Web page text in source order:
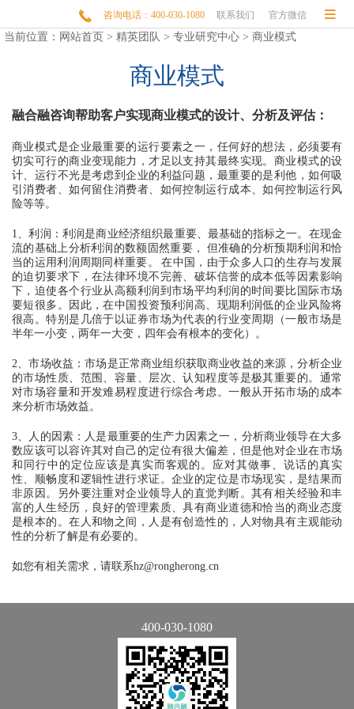
 咨询电话：400-030-1080 联系我们 官方微信 
当前位置： 网站首页 > 精英团队 > 专业研究中心 > 商业模式
商业模式
融合融咨询帮助客户实现商业模式的设计、分析及评估：
商业模式是企业最重要的运行要素之一，任何好的想法，必须要有
切实可行的商业变现能力，才足以支持其最终实现。商业模式的设
计、运行不光是考虑到企业的利益问题，最重要的是利他，如何吸
引消费者、如何留住消费者、如何控制运行成本、如何控制运行风
险等等。
1、利润：利润是商业经济组织最重要、最基础的指标之一。在现金
流的基础上分析利润的数额固然重要，
但准确的分析预期利润和恰
当的运用利润周期同样重要。
在中国，由于众多人口的生存与发展
的迫切要求下，在法律环境不完善、破坏信誉的成本低等因素影响
下，迫使各个行业从高额利润到市场平均利润的时间要比国际市场
要短很多。因此，在中国投资预利润高、现期利润低的企业风险将
很高。特别是几倍于以证券市场为代表的行业变周期（一般市场是
半年一小变，两年一大变，四年会有根本的变化）。
2、市场收益：市场是正常商业组织获取商业收益的来源，分析企业
的市场性质、范围、容量、层次、认知程度等是极其重要的。通常
对市场容量和开发难易程度进行综合考虑。一般从开拓市场的成本
来分析市场效益。
3、人的因素：人是最重要的生产力因素之一，分析商业领导在大多
数应该可以容许其对自己的定位有很大偏差，但是他对企业在市场
和同行中的定位应该是真实而客观的。应对其做事、说话的真实
性、顺畅度和逻辑性进行求证。企业的定位是市场现实，是结果而
非原因。另外要注重对企业领导人的直觉判断。其有相关经验和丰
富的人生经历，良好的管理素质、具有商业道德和恰当的商业态度
是根本的。在人和物之间，人是有创造性的，人对物具有主观能动
性的分析了解是有必要的。
如您有相关需求，请联系hz@rongherong.cn
400-030-1080